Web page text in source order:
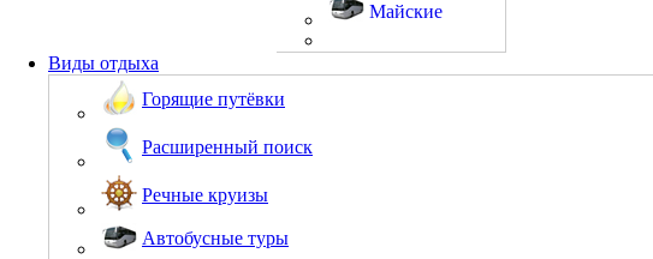
Майские
Виды отдыха
Горящие путёвки
Расширенный поиск
Речные круизы
Автобусные туры